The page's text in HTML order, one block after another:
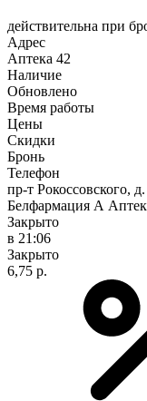
действительна при
Адрес
Аптека 42
Наличие
Обновлено
Время работы
Цены
Скидки
Бронь
Телефон
пр-т Рокоссовского,
Белфармация А
Закрыто
в 21:06
Закрыто
6,75 р.